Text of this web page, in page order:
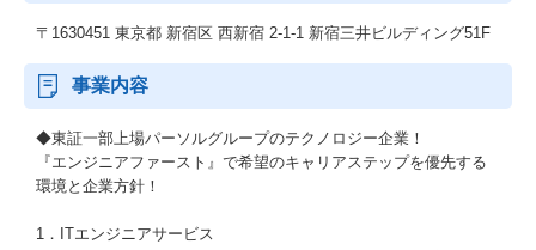
〒1630451 東京都 新宿区 西新宿 2-1-1 新宿三井ビルディング51F
事業内容
◆東証一部上場パーソルグループのテクノロジー企業！
『エンジニアファースト』で希望のキャリアステップを優先する
環境と企業方針！
1．ITエンジニアサービス